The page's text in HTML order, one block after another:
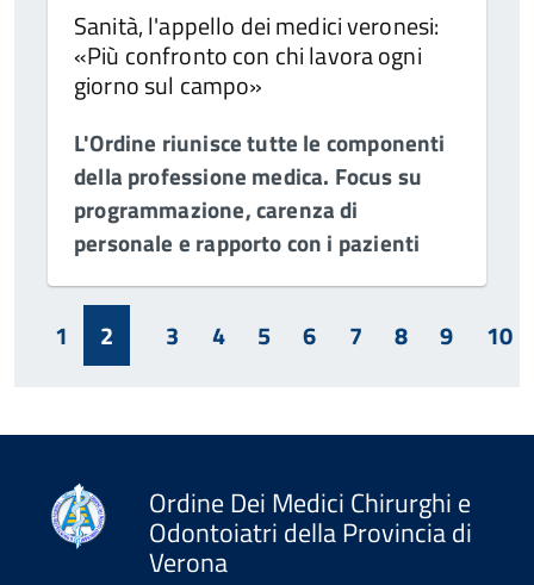
Sanità, l'appello dei medici veronesi:
«Più confronto con chi lavora ogni
giorno sul campo»
L'Ordine riunisce tutte le componenti
della professione medica. Focus su
programmazione, carenza di
personale e rapporto con i pazienti
1 2 3 4 5 6 7 8 9 10
Ordine Dei Medici Chirurghi e
Odontoiatri della Provincia di
Verona